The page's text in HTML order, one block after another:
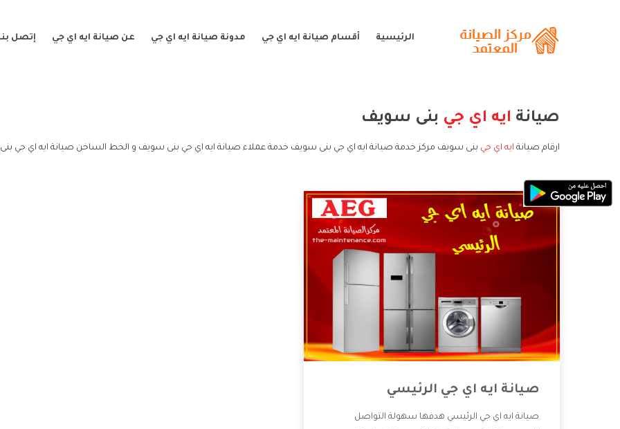
الرئيسية أقسام صيانة ايه اي جي مدونة صيانة ايه اي جي عن صيانة ايه اي جي إتصل
صيانة ايه اي جي بنى سويف
ارقام صيانة ايه اي جي بنى سويف مركز خدمة صيانة ايه اي جي بنى سويف خدمة عملاء صيانة ايه اي جي بنى سويف و الخط الساخن صيانة ايه اي جي
صيانة ايه اي جي الرئيسي
صيانة ايه اي جي الرئيسي هدفها سهولة التواصل